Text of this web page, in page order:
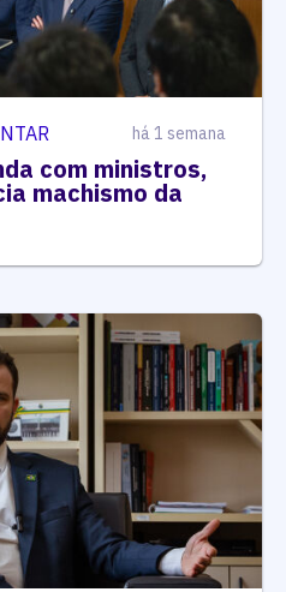
há 1 semana
com ministros,
machismo da